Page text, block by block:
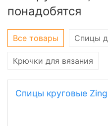
понадобятся
Все товары Спицы
Крючки для вязания
Спицы круговые Zing